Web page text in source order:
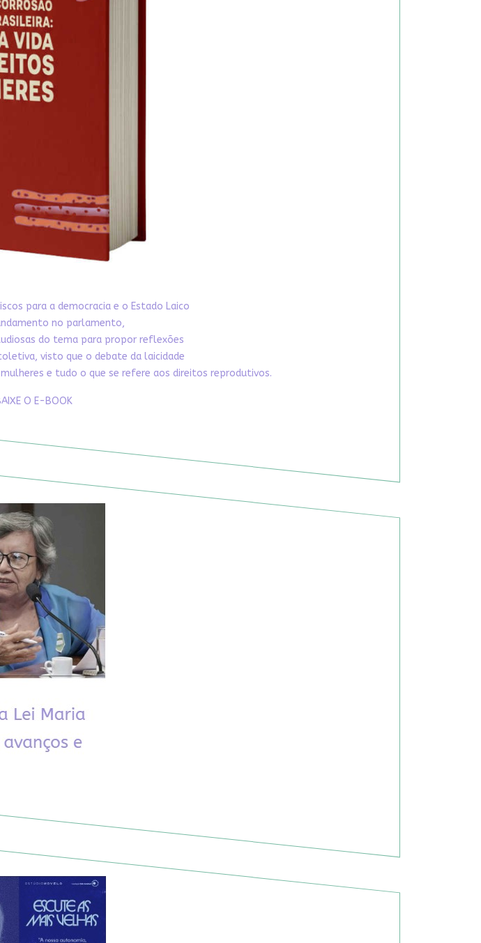
para a democracia e o Estado Laico
no parlamento,
do tema para propor reflexões
visto que o debate da laicidade
e tudo o que se refere aos direitos reprodutivos.
O E-BOOK